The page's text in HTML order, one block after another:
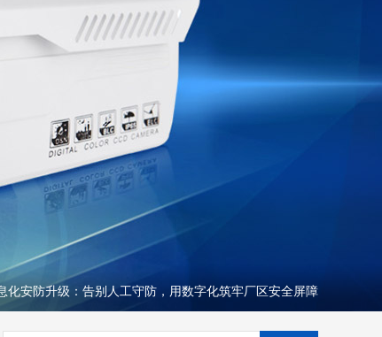
化安防升级：告别人工守防，用数字化筑牢厂区安全屏障